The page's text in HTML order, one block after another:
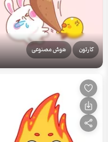
کارتون هوش مصنوعی